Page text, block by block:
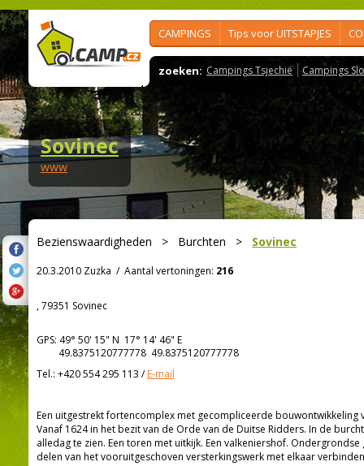
CAMPINGS Tips voor UITSTAPJES
zoeken: Campings Tsjechië Campings
Sovinec
www
Bezienswaardigheden > Burchten > Sovinec
20.3.2010 Zuzka / Aantal vertoningen: 216
, 79351 Sovinec
GPS: 49° 50' 15" N 17° 14' 46" E
49.8375120777778 49.8375120777778
Tel.: +420 554 295 113 /E-mail
Een uitgestrekt fortencomplex met gecompliceerde bouwontwikkeling
Vanaf 1624 in het bezit van de Orde van de Duitse Ridders. In de
alledag te zien. Een toren met uitkijk. Een valkeniershof.
delen van het vooruitgeschoven versterkingswerk met elkaar